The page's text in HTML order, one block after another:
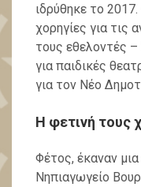
ιδρύθηκε το
χορηγίες για τις
τους εθελοντές
για παιδικές
για τον Νέο
Η φετινή τους
Φέτος, έκαναν
Νηπιαγωγείο